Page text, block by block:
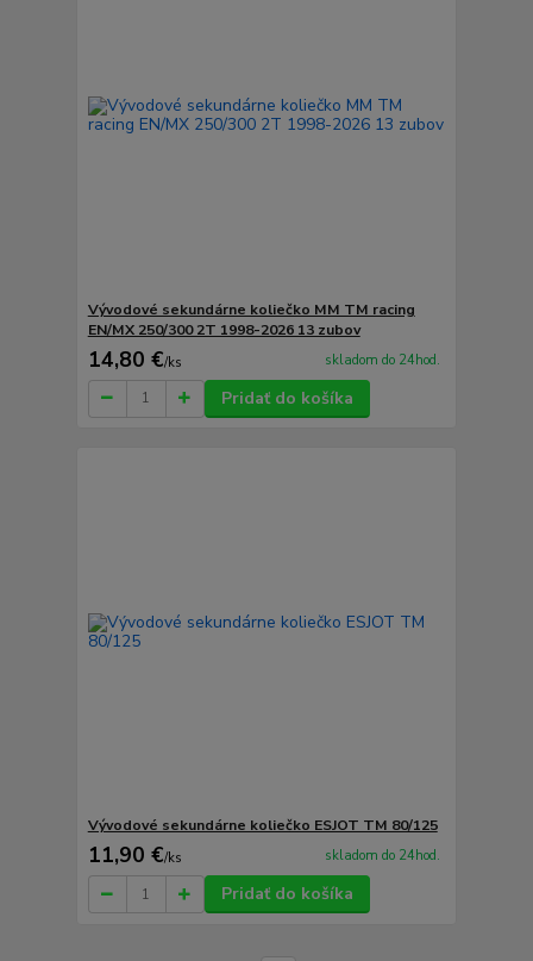
Vývodové sekundárne koliečko MM TM racing
EN/MX 250/300 2T 1998-2026 13 zubov
14,80 €/ks skladom do 24hod.
Pridať do košíka
Vývodové sekundárne koliečko ESJOT TM 80/125
11,90 €/ks skladom do 24hod.
Pridať do košíka